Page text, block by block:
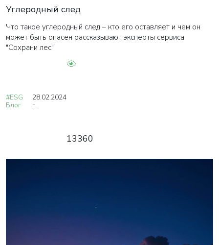
Углеродный след
Что такое углеродный след – кто его оставляет и чем он
может быть опасен рассказывают эксперты сервиса
"Сохрани лес"
#ESG
Блог
28.02.2024
г.
13360